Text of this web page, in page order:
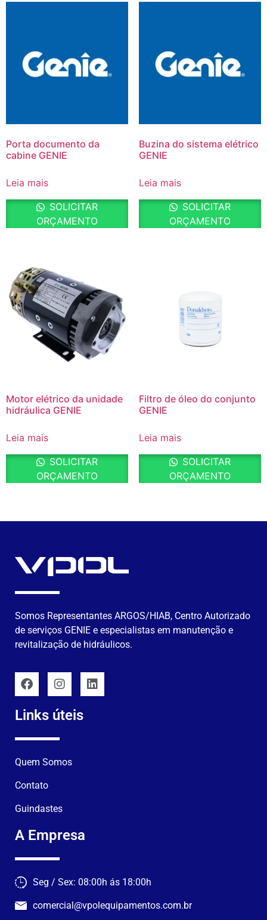
Porta documento da
cabine GENIE
Leia mais
SOLICITAR
ORÇAMENTO
Buzina do sistema elétrico
GENIE
Leia mais
SOLICITAR
ORÇAMENTO
Motor elétrico da unidade
hidráulica GENIE
Leia mais
SOLICITAR
ORÇAMENTO
Filtro de óleo do conjunto
GENIE
Leia mais
SOLICITAR
ORÇAMENTO
Somos Representantes ARGOS/HIAB, Centro Autorizado
de serviços GENIE e especialistas em manutenção e
revitalização de hidráulicos.
Links úteis
Quem Somos
Contato
Guindastes
A Empresa
Seg / Sex: 08:00h ás 18:00h
comercial@vpolequipamentos.com.br